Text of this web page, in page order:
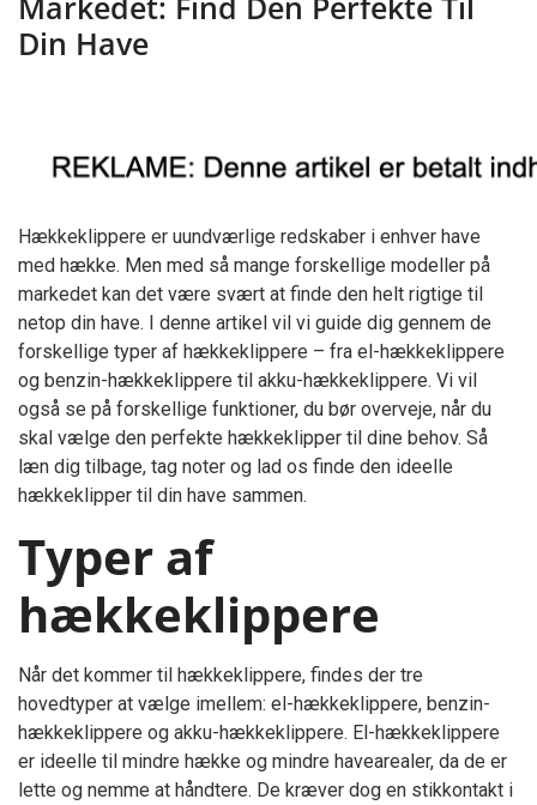
Den
Din Have
Hækkeklippere er uundværlige redskaber i enhver have
med hække. Men med så mange forskellige modeller på
markedet kan det være svært at finde den helt rigtige til
netop din have. I denne artikel vil vi guide dig gennem de
forskellige typer af hækkeklippere – fra el-hækkeklippere
og benzin-hækkeklippere til akku-hækkeklippere. Vi vil
også se på forskellige funktioner, du bør overveje, når du
skal vælge den perfekte hækkeklipper til dine behov. Så
læn dig tilbage, tag noter og lad os finde den ideelle
hækkeklipper til din have sammen.
Typer af
hækkeklippere
Når det kommer til hækkeklippere, findes der tre
hovedtyper at vælge imellem: el-hækkeklippere, benzin-
hækkeklippere og akku-hækkeklippere. El-hækkeklippere
er ideelle til mindre hække og mindre havearealer, da de er
lette og nemme at håndtere. De kræver dog en stikkontakt i